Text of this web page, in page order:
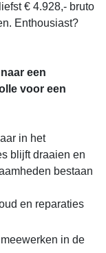
€ 4.928,- bruto
Enthousiast?
een
voor een
in het
blijft draaien en
bestaan
en reparaties
in de